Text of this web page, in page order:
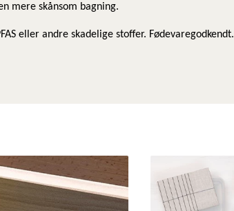
mere skånsom bagning.
eller andre skadelige stoffer. Fødevaregodkendt.